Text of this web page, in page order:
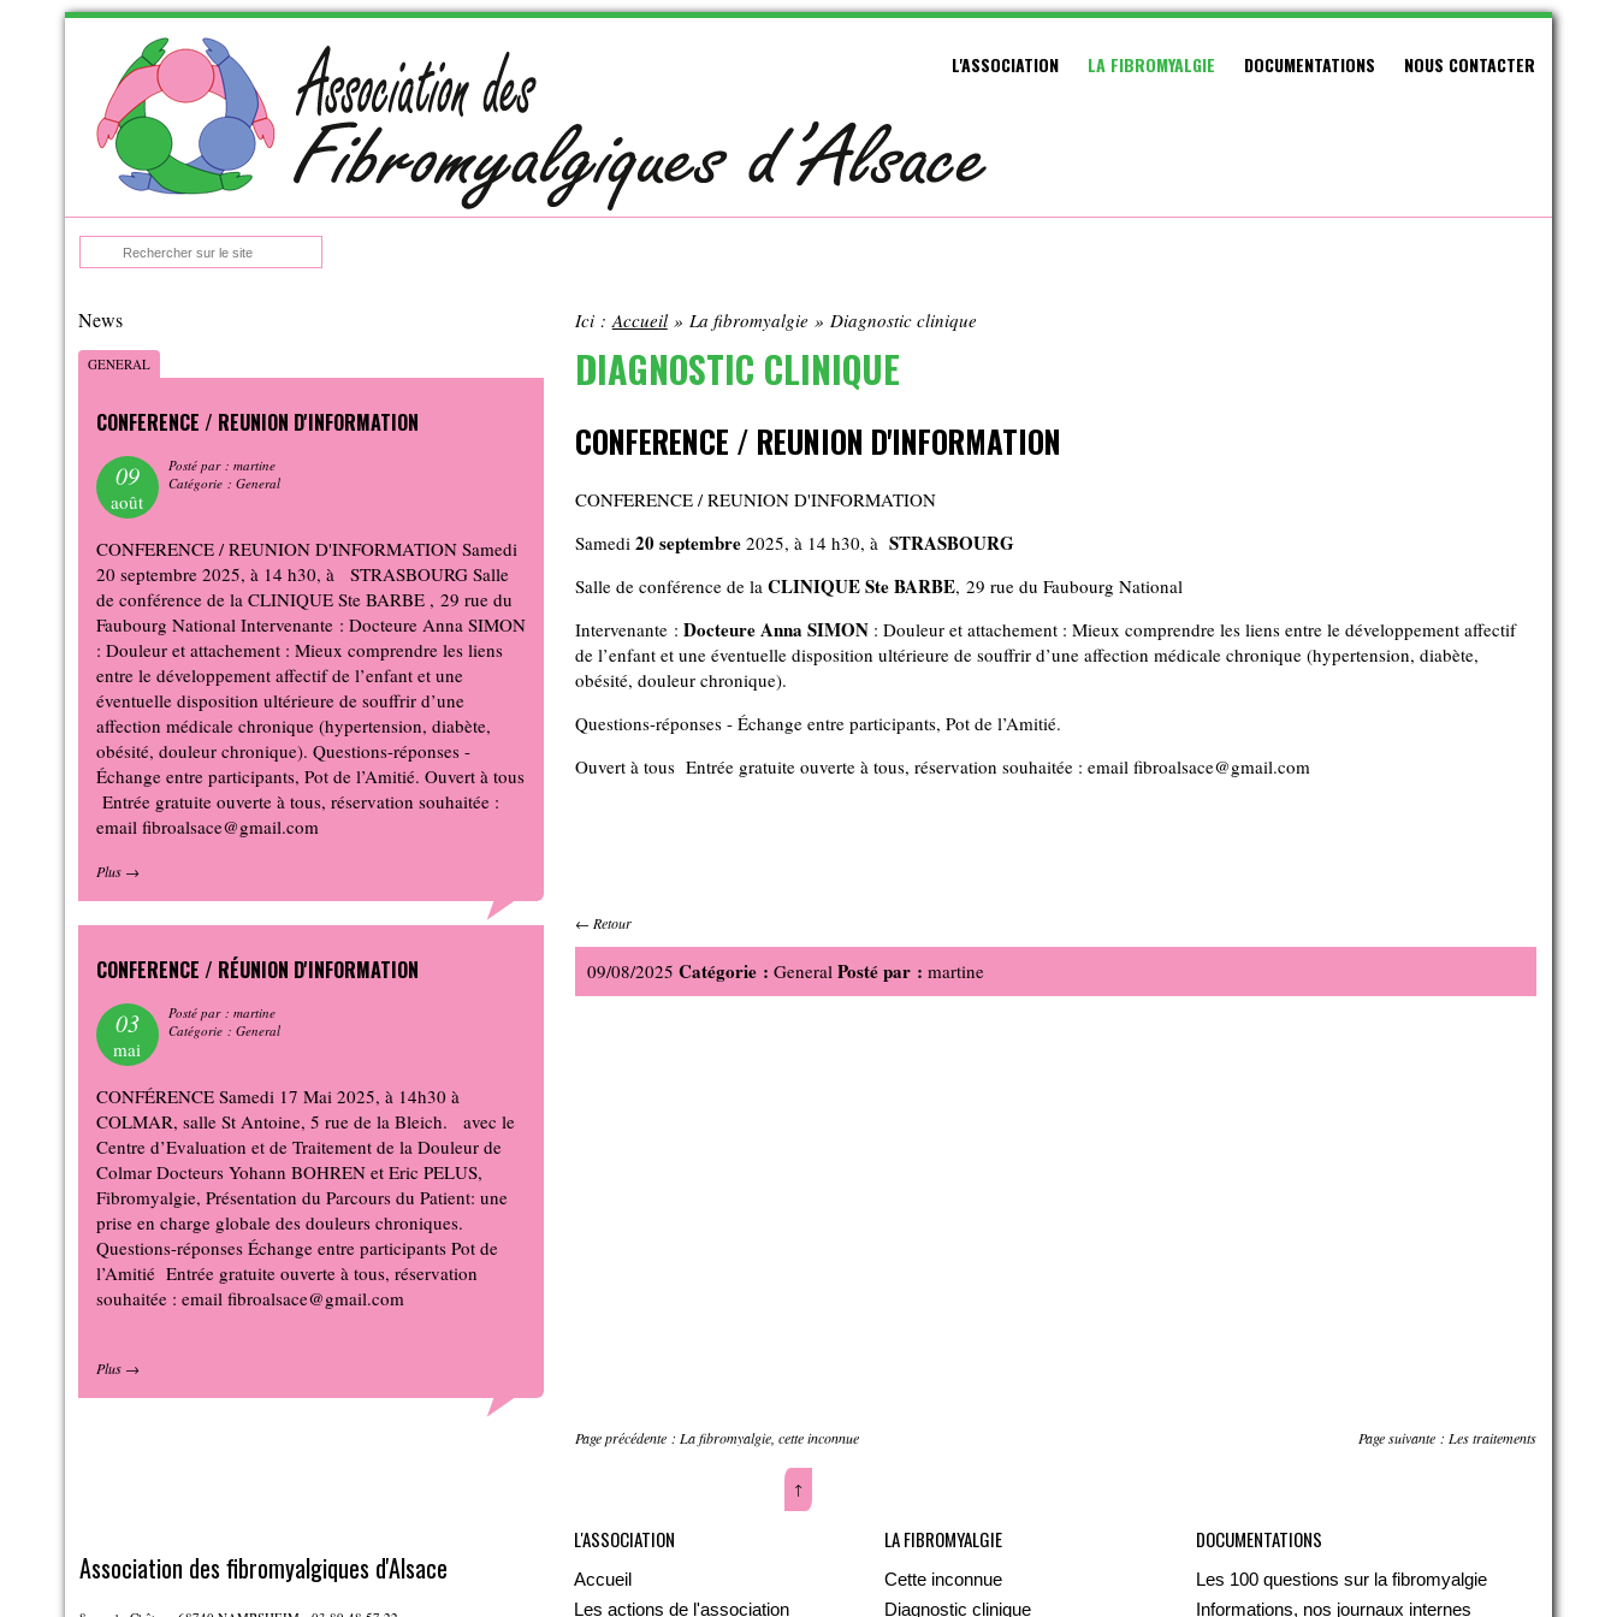
navigation
content
L'ASSOCIATION LA FIBROMYALGIE DOCUMENTATIONS NOUS CONTACTER
Ici :Accueil » La fibromyalgie » Diagnostic clinique
DIAGNOSTIC CLINIQUE
CONFERENCE / REUNION D'INFORMATION
CONFERENCE / REUNION D'INFORMATION
Samedi 20 septembre2025, à 14 h30, à STRASBOURG
Salle de conférence de la CLINIQUE Ste BARBE, 29 rue du Faubourg National
Intervenante : Docteure Anna SIMON: Douleur et attachement : Mieux comprendre les liens entre le développement affectif
de l’enfant et une éventuelle disposition ultérieure de souffrir d’une affection médicale chronique (hypertension, diabète,
obésité, douleur chronique).
Questions-réponses - Échange entre participants, Pot de l’Amitié.
Ouvert à tous Entrée gratuite ouverte à tous, réservation souhaitée : email fibroalsace@gmail.com
← Retour
09/08/2025 Catégorie : General Posté par : martine
News
GENERAL
CONFERENCE / REUNION D'INFORMATION
09
août
Posté par : martine
Catégorie : General
CONFERENCE / REUNION D'INFORMATION Samedi
20 septembre 2025, à 14 h30, à STRASBOURG Salle
de conférence de la CLINIQUE Ste BARBE , 29 rue du
Faubourg National Intervenante : Docteure Anna SIMON
: Douleur et attachement : Mieux comprendre les liens
entre le développement affectif de l’enfant et une
éventuelle disposition ultérieure de souffrir d’une
affection médicale chronique (hypertension, diabète,
obésité, douleur chronique). Questions-réponses -
Échange entre participants, Pot de l’Amitié. Ouvert à tous
Entrée gratuite ouverte à tous, réservation souhaitée :
email fibroalsace@gmail.com
Plus→
CONFERENCE / RÉUNION D'INFORMATION
03
mai
Posté par : martine
Catégorie : General
CONFÉRENCE Samedi 17 Mai 2025, à 14h30 à
COLMAR, salle St Antoine, 5 rue de la Bleich. avec le
Centre d’Evaluation et de Traitement de la Douleur de
Colmar Docteurs Yohann BOHREN et Eric PELUS,
Fibromyalgie, Présentation du Parcours du Patient: une
prise en charge globale des douleurs chroniques.
Questions-réponses Échange entre participants Pot de
l’Amitié Entrée gratuite ouverte à tous, réservation
souhaitée : email fibroalsace@gmail.com
Plus→
Page précédente : La fibromyalgie, cette inconnue Page suivante : Les traitements
↑
Association des fibromyalgiques d'Alsace
L'ASSOCIATION
Accueil
Les actions de l'association
LA FIBROMYALGIE
Cette inconnue
Diagnostic clinique
DOCUMENTATIONS
Les 100 questions sur la fibromyalgie
Informations, nos journaux internes